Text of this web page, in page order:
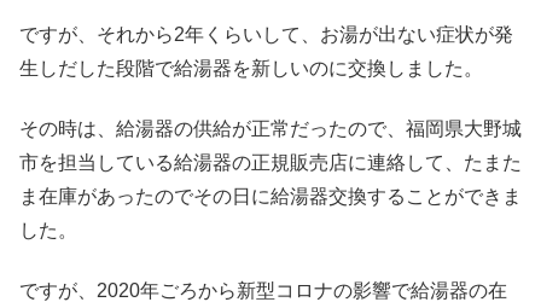
ですが、それから2年くらいして、お湯が出ない症状が発
生しだした段階で給湯器を新しいのに交換しました。
その時は、給湯器の供給が正常だったので、福岡県大野城
市を担当している給湯器の正規販売店に連絡して、たまた
ま在庫があったのでその日に給湯器交換することができま
した。
ですが、2020年ごろから新型コロナの影響で給湯器の在